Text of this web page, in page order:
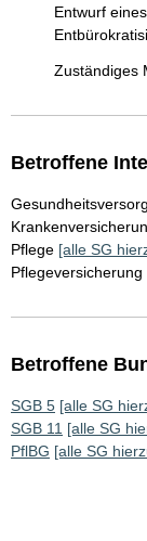
Entwurf
Zuständiges
Betroffene
Pflege [alle SG
Pflegeversicherung
Betroffene
SGB 5 [alle SG
SGB 11 [alle SG
PflBG [alle SG